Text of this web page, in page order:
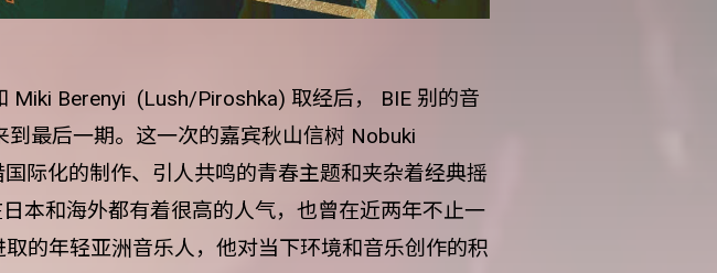
Miki Berenyi (Lush/Piroshka) 取经后， BIE 别的音
到最后一期。这一次的嘉宾秋山信树 Nobuki
际化的制作、引人共鸣的青春主题和夹杂着经典摇
本和海外都有着很高的人气，也曾在近两年不止一
的年轻亚洲音乐人，他对当下环境和音乐创作的积